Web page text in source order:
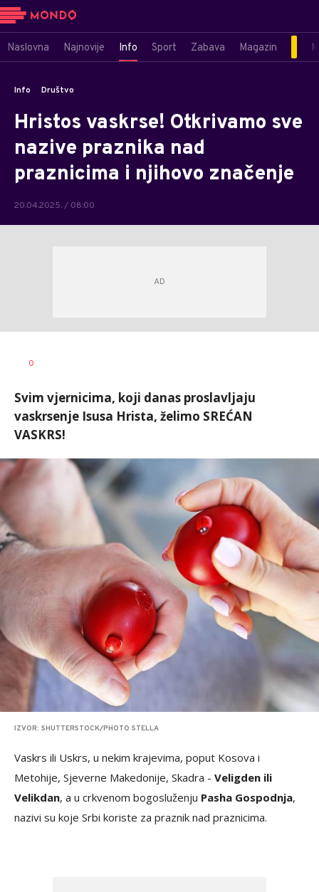
Naslovna Najnovije Info Sport Zabava Magazin
Info Društvo
Hristos vaskrse! Otkrivamo sve
nazive praznika nad
praznicima i njihovo značenje
20.04.2025. / 08:00
AUTOR
0
Svim vjernicima, koji danas proslavljaju
vaskrsenje Isusa Hrista, želimo SREĆAN
VASKRS!
IZVOR: SHUTTERSTOCK/PHOTO STELLA
Vaskrs ili Uskrs, u nekim krajevima, poput Kosova i
Metohije, Sjeverne Makedonije, Skadra - Veligden ili
Velikdan, a u crkvenom bogosluženju Pasha Gospodnja,
nazivi su koje Srbi koriste za praznik nad praznicima.